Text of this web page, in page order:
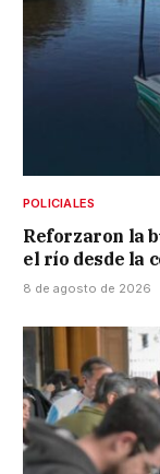
POLICIALES
Reforzaron la
el río desde la
8 de agosto de 2026